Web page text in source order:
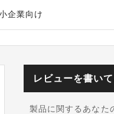
企業向け
レビューを書い
製品に関するあなた